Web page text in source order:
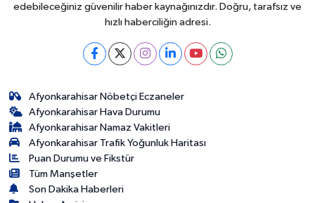
edebileceğiniz güvenilir haber kaynağınızdır. Doğru, tarafsız ve
hızlı haberciliğin adresi.
Afyonkarahisar Nöbetçi Eczaneler
Afyonkarahisar Hava Durumu
Afyonkarahisar Namaz Vakitleri
Afyonkarahisar Trafik Yoğunluk Haritası
Puan Durumu ve Fikstür
Tüm Manşetler
Son Dakika Haberleri